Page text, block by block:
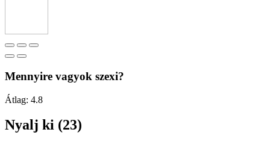
Mennyire vagyok szexi?
Átlag: 4.8
Nyalj ki (23)